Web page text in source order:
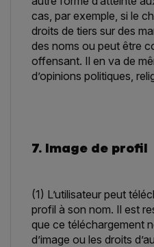
cas, par exemple, si le
droits de tiers sur des
des noms ou peut être
offensant. Il en va de
d’opinions politiques,
7. Image de profil
(1) L’utilisateur peut
profil à son nom. Il est
que ce téléchargement
d’image ou les droits